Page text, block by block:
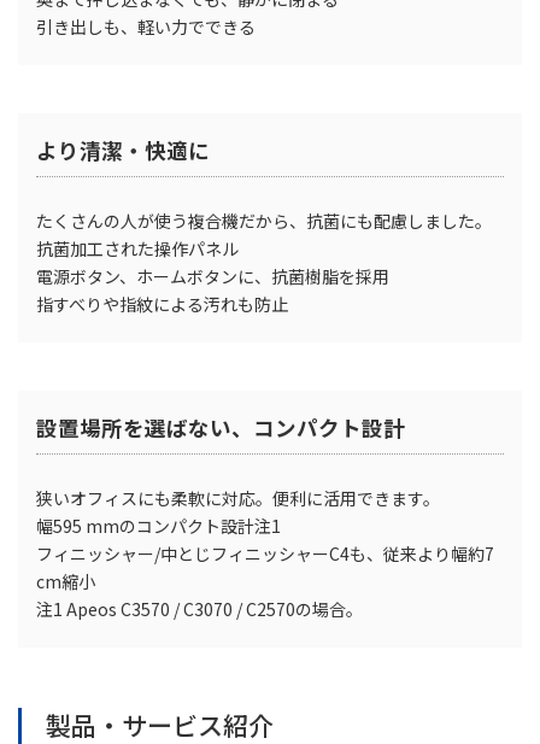
引き出しも、軽い力でできる
より清潔・快適に
たくさんの人が使う複合機だから、抗菌にも配慮しました。
抗菌加工された操作パネル
電源ボタン、ホームボタンに、抗菌樹脂を採用
指すべりや指紋による汚れも防止
設置場所を選ばない、コンパクト設計
狭いオフィスにも柔軟に対応。便利に活用できます。
幅595 mmのコンパクト設計注1
フィニッシャー/中とじフィニッシャーC4も、従来より幅約7
cm縮小
注1 Apeos C3570 / C3070 / C2570の場合。
製品・サービス紹介